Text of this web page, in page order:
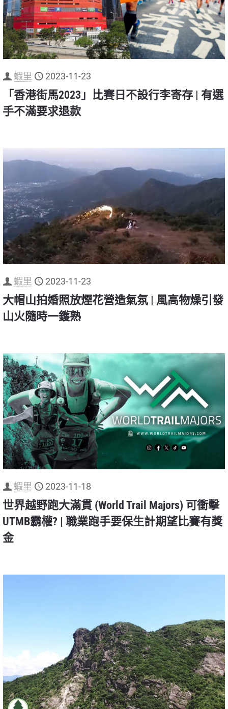
蝦里 2023-11-23
「香港街馬2023」比賽日不設行李寄存 | 有選
手不滿要求退款
蝦里 2023-11-23
大帽山拍婚照放煙花營造氣氛 | 風高物燥引發
山火隨時一鑊熟
蝦里 2023-11-18
世界越野跑大滿貫 (World Trail Majors) 可衝擊
UTMB霸權? | 職業跑手要保生計期望比賽有獎
金